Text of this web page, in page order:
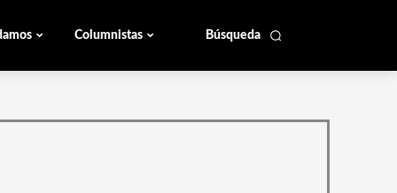
Búsqueda
Columnistas